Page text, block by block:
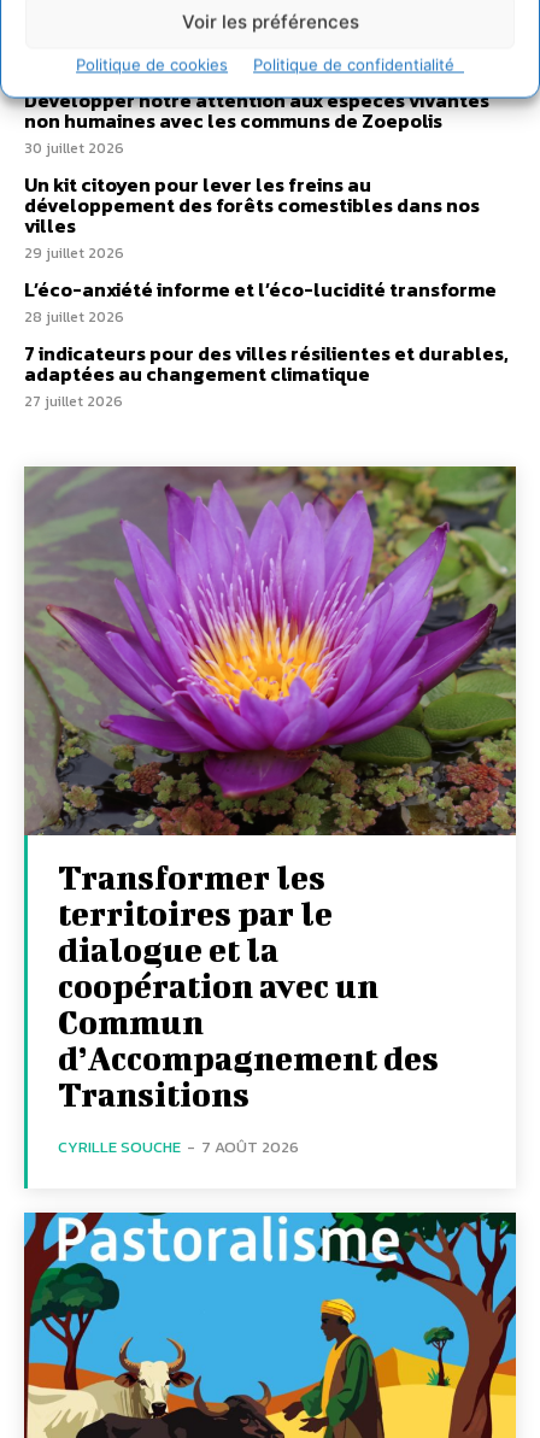
Voir les préférences
Politique de cookies Politique de confidentialité
Comment le sol français a perdu sa mémoire
hydrique et déréglé tout le territoire (2020-2026)
2 août 2026
Développer notre attention aux espèces vivantes
non humaines avec les communs de Zoepolis
30 juillet 2026
Un kit citoyen pour lever les freins au
développement des forêts comestibles dans nos
villes
29 juillet 2026
L’éco-anxiété informe et l’éco-lucidité transforme
28 juillet 2026
7 indicateurs pour des villes résilientes et durables,
adaptées au changement climatique
27 juillet 2026
Transformer les
territoires par le
dialogue et la
coopération avec un
Commun
d’Accompagnement des
Transitions
CYRILLE SOUCHE - 7 AOÛT 2026